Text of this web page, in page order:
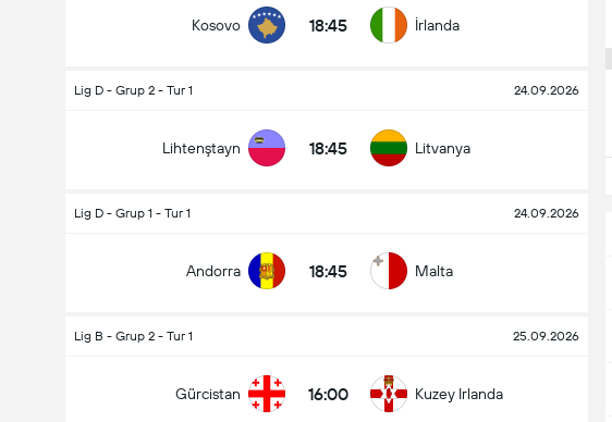
Kosovo 18:45 İrlanda
Lig D - Grup 2 - Tur 1 24.09.2026
Lihtenştayn 18:45 Litvanya
Lig D - Grup 1 - Tur 1 24.09.2026
Andorra 18:45 Malta
Lig B - Grup 2 - Tur 1 25.09.2026
Gürcistan 16:00 Kuzey Irlanda